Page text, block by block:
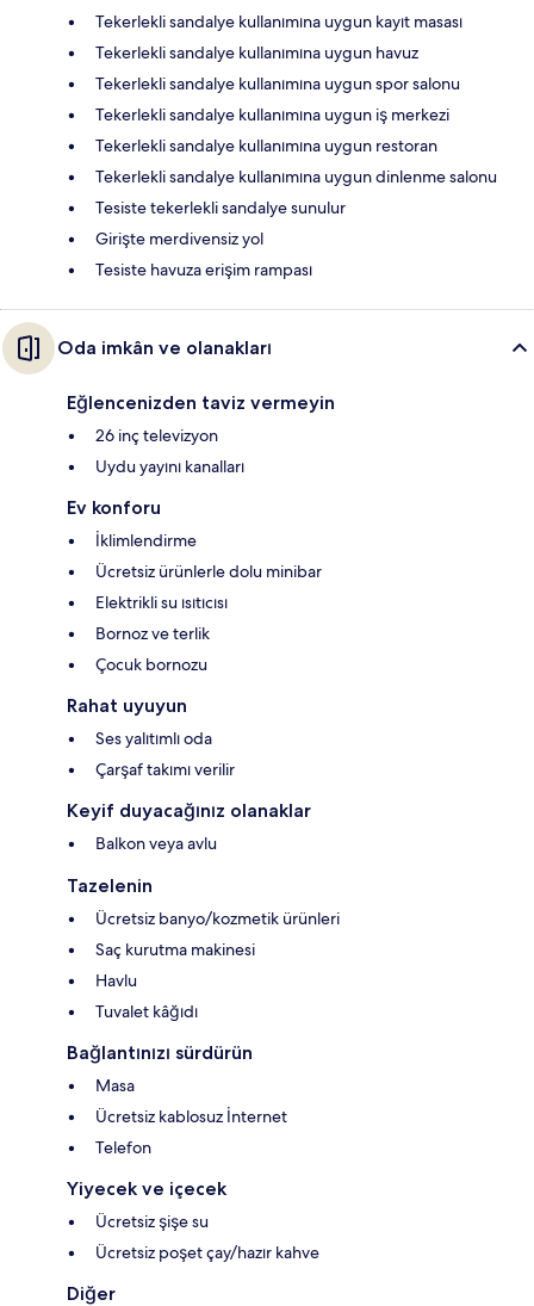
Tekerlekli sandalye kullanımına uygun kayıt masası
Tekerlekli sandalye kullanımına uygun havuz
Tekerlekli sandalye kullanımına uygun spor salonu
Tekerlekli sandalye kullanımına uygun iş merkezi
Tekerlekli sandalye kullanımına uygun restoran
Tekerlekli sandalye kullanımına uygun dinlenme salonu
Tesiste tekerlekli sandalye sunulur
Girişte merdivensiz yol
Tesiste havuza erişim rampası
Oda imkân ve olanakları
Eğlencenizden taviz vermeyin
26 inç televizyon
Uydu yayını kanalları
Ev konforu
İklimlendirme
Ücretsiz ürünlerle dolu minibar
Elektrikli su ısıtıcısı
Bornoz ve terlik
Çocuk bornozu
Rahat uyuyun
Ses yalıtımlı oda
Çarşaf takımı verilir
Keyif duyacağınız olanaklar
Balkon veya avlu
Tazelenin
Ücretsiz banyo/kozmetik ürünleri
Saç kurutma makinesi
Havlu
Tuvalet kâğıdı
Bağlantınızı sürdürün
Masa
Ücretsiz kablosuz İnternet
Telefon
Yiyecek ve içecek
Ücretsiz şişe su
Ücretsiz poşet çay/hazır kahve
Diğer